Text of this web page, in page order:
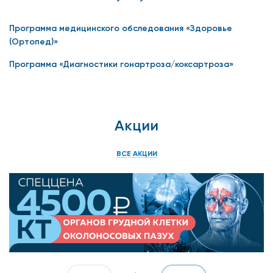
Ударно-волновая терапия (2 кат. сложности) -
восстановление функций суставов.
Лабораторные анализы: для точной диагностики и
Гибкая система скидок:
Врач определяет необходимый набор услуг из
предложенного перечня, и скидка действует исходя из
общей стоимости выбранных услуг:
Программа медицинского обследования «Здоровье
(Ортопед)»
Программа «Диагностики гонартроза/коксартроза»
Акции
ВСЕ АКЦИИ